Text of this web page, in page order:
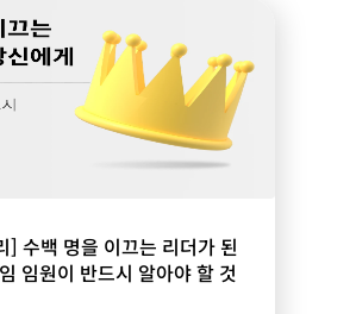
] 수백 명을 이끄는 리더가 된
임원이 반드시 알아야 할 것